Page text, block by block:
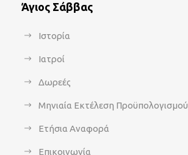
Άγιος Σάββας
Ιστορία
Ιατροί
Δωρεές
Μηνιαία Εκτέλεση Προϋπολογισμού
Ετήσια Αναφορά
Επικοινωνία